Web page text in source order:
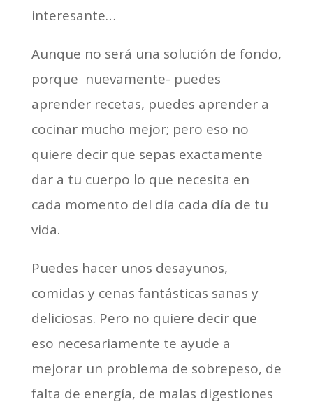
interesante…
Aunque no será una solución de fondo,
porque ­ nuevamente- puedes
aprender recetas, puedes aprender a
cocinar mucho mejor; pero eso no
quiere decir que sepas exactamente
dar a tu cuerpo lo que necesita en
cada momento del día cada día de tu
vida.
Puedes hacer unos desayunos,
comidas y cenas fantásticas sanas y
deliciosas. Pero no quiere decir que
eso necesariamente te ayude a
mejorar un problema de sobrepeso, de
falta de energía, de malas digestiones